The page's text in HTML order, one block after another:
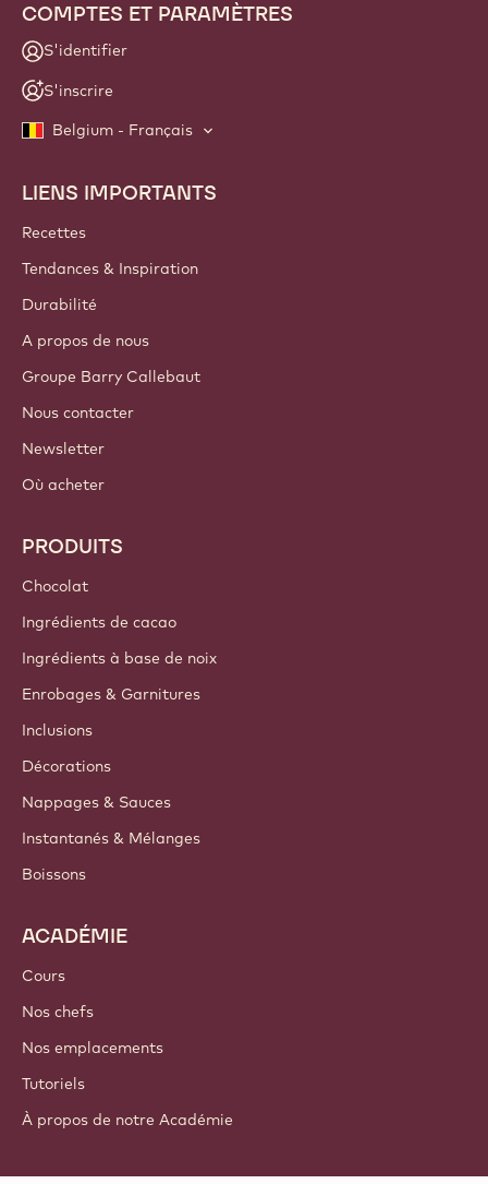
COMPTES ET PARAMÈTRES
S'identifier
S'inscrire
Belgium - Français
Footer
Callebaut
LIENS IMPORTANTS
Recettes
Tendances & Inspiration
Durabilité
A propos de nous
Groupe Barry Callebaut
Nous contacter
Newsletter
Où acheter
PRODUITS
Chocolat
Ingrédients de cacao
Ingrédients à base de noix
Enrobages & Garnitures
Inclusions
Décorations
Nappages & Sauces
Instantanés & Mélanges
Boissons
ACADÉMIE
Cours
Nos chefs
Nos emplacements
Tutoriels
À propos de notre Académie